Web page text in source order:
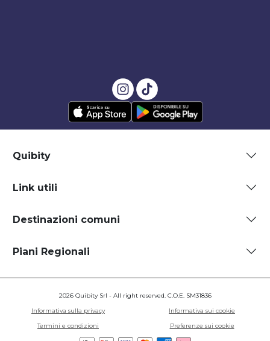
Quibity
Link utili
Destinazioni comuni
Piani Regionali
2026 Quibity Srl - All right reserved. C.O.E. SM31836
Informativa sulla privacy
Informativa sui cookie
Termini e condizioni
Preferenze sui cookie